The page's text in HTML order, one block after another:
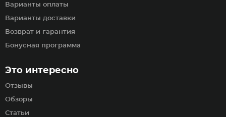
Варианты оплаты
Варианты доставки
Возврат и гарантия
Бонусная программа
Это интересно
Отзывы
Обзоры
Статьи